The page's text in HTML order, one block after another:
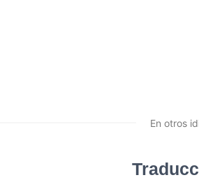
En otros